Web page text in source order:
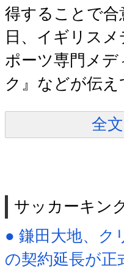
得することで
日、イギリス
ポーツ専門メ
ク』などが伝え
全
サッカーキン
● 鎌田大地、ク
の契約延長が